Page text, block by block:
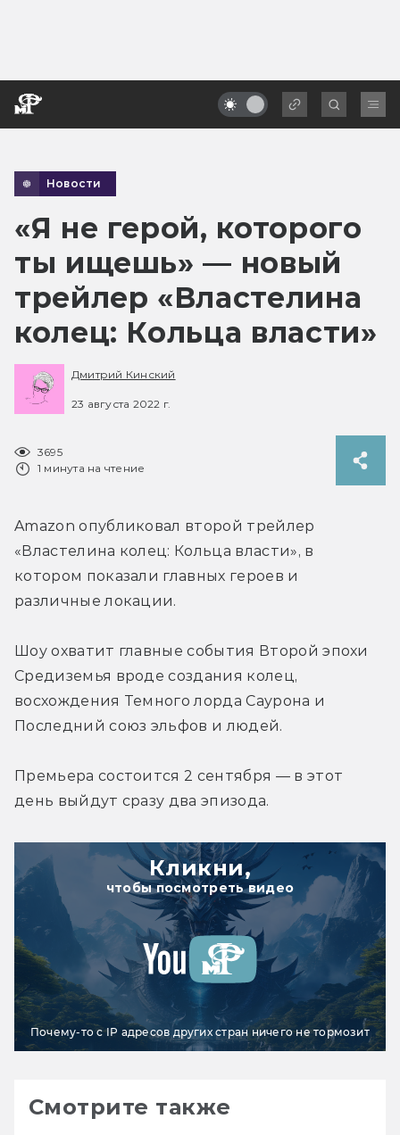
Новости
«Я не герой, которого
ты ищешь» — новый
трейлер «Властелина
колец: Кольца власти»
Дмитрий Кинский
23 августа 2022 г.
3695
1 минута на чтение
Amazon опубликовал второй трейлер
«Властелина колец: Кольца власти», в
котором показали главных героев и
различные локации.
Шоу охватит главные события Второй эпохи
Средиземья вроде создания колец,
восхождения Темного лорда Саурона и
Последний союз эльфов и людей.
Премьера состоится 2 сентября — в этот
день выйдут сразу два эпизода.
Кликни,
чтобы посмотреть видео
Почему-то с IP адресов других стран ничего не тормозит
Смотрите также